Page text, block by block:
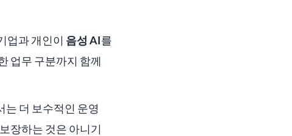
업과 개인이 음성 AI를
업무 구분까지 함께
는 더 보수적인 운영
장하는 것은 아니기